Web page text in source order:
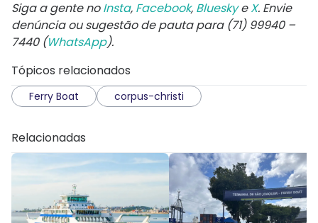
Siga a gente noInsta, Facebook, BlueskyeX. Envie
denúncia ou sugestão de pauta para (71) 99940 –
7440 (WhatsApp).
Tópicos relacionados
Ferry Boat corpus-christi
Relacionadas